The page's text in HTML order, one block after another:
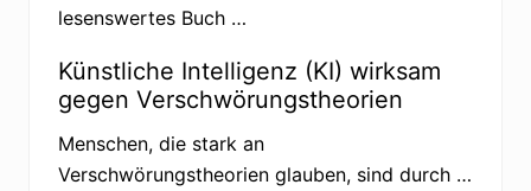
lesenswertes Buch …
Künstliche Intelligenz (KI) wirksam
gegen Verschwörungstheorien
Menschen, die stark an
Verschwörungstheorien glauben, sind durch …